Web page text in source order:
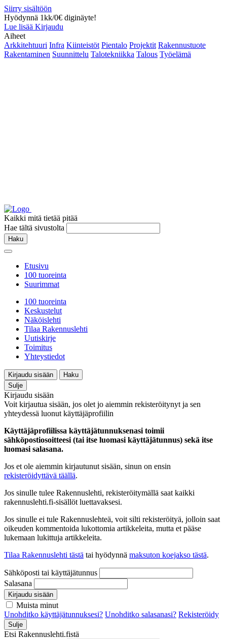
Siirry sisältöön
Hyödynnä 1kk/0€ diginäyte!
Lue lisää Kirjaudu
Aiheet
Arkkitehtuuri Infra Kiinteistöt Pientalo Projektit Rakennustuote
Rakentaminen Suunnittelu Talotekniikka Talous Työelämä
Kaikki mitä tietää pitää
Hae tältä sivustolta
Haku
Etusivu
100 tuoreinta
Suurimmat
100 tuoreinta
Keskustelut
Näköislehti
Tilaa Rakennuslehti
Uutiskirje
Toimitus
Yhteystiedot
Kirjaudu sisään
Haku
Sulje
Kirjaudu sisään
Voit kirjautua sisään, jos olet jo aiemmin rekisteröitynyt ja sen
yhteydessä luonut käyttäjäprofiilin
Käyttäjäprofiilissa käyttäjätunnuksenasi toimii
sähköpostiosoitteesi (tai itse luomasi käyttäjätunnus) sekä itse
luomasi salasana.
Jos et ole aiemmin kirjautunut sisään, sinun on ensin
rekisteröidyttävä täällä.
Jos sinulle tulee Rakennuslehti, rekisteröitymällä saat kaikki
rakennuslehti.fi-sisällöt luettavaksesi.
Jos sinulle ei tule Rakennuslehteä, voit silti rekisteröityä, jolloin saat
oikeuden kommentoida lukottomia artikkeleita, mutta et pääse
lukemaan lukittuja artikkeleita.
Tilaa Rakennuslehti tästä tai hyödynnä maksuton koejakso tästä.
Sähköposti tai käyttäjätunnus
Salasana
Kirjaudu sisään
Muista minut
Unohditko käyttäjätunnuksesi? Unohditko salasanasi? Rekisteröidy
Sulje
Etsi Rakennuslehti.fistä